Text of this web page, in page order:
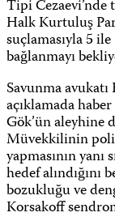
Tipi Cezaevi’nde
Halk Kurtuluş
suçlamasıyla 5 ile
bağlanmayı
Savunma avukatı
açıklamada
Gök’ün aleyhine
Müvekkilinin
yapmasının
hedef
bozukluğu ve
Korsakoff